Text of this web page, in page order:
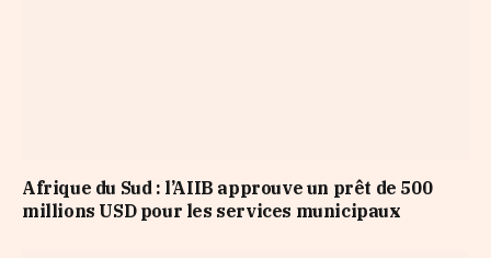
Afrique du Sud : l’AIIB approuve un prêt de 500
millions USD pour les services municipaux